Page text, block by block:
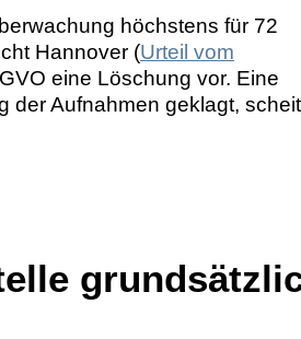
höchstens für 72
Hannover (Urteil vom
eine Löschung vor. Eine
der Aufnahmen geklagt,